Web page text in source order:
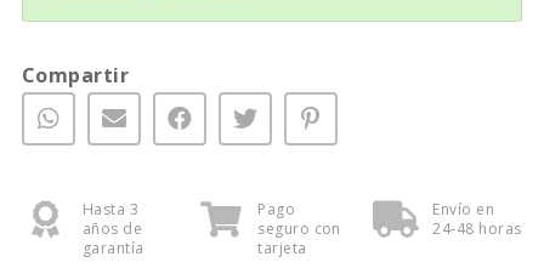
Compartir
Hasta 3
años de
garantía
Pago
seguro con
tarjeta
Envío en
24-48 horas